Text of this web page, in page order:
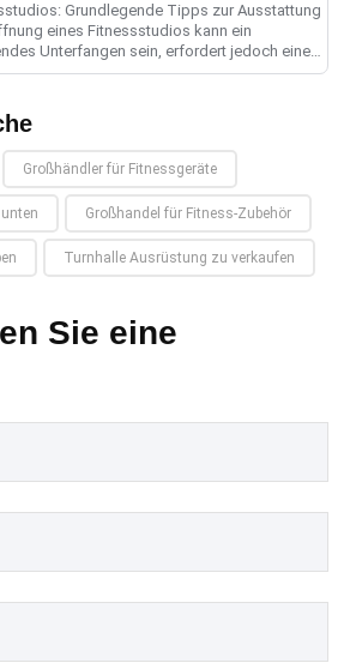
Grundlegende Tipps zur Ausstattung
eines Fitnessstudios kann ein
Unterfangen sein, erfordert jedoch eine
bedachtes......
Großhändler für Fitnessgeräte
Großhandel für Fitness-Zubehör
Turnhalle Ausrüstung zu verkaufen
Sie eine